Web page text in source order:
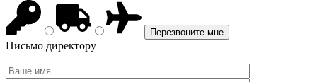
Письмо директору